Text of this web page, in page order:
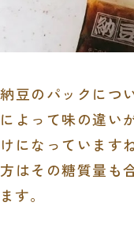
納豆のパックにつ
によって味の違い
けになっています
方はその糖質量も
ます。